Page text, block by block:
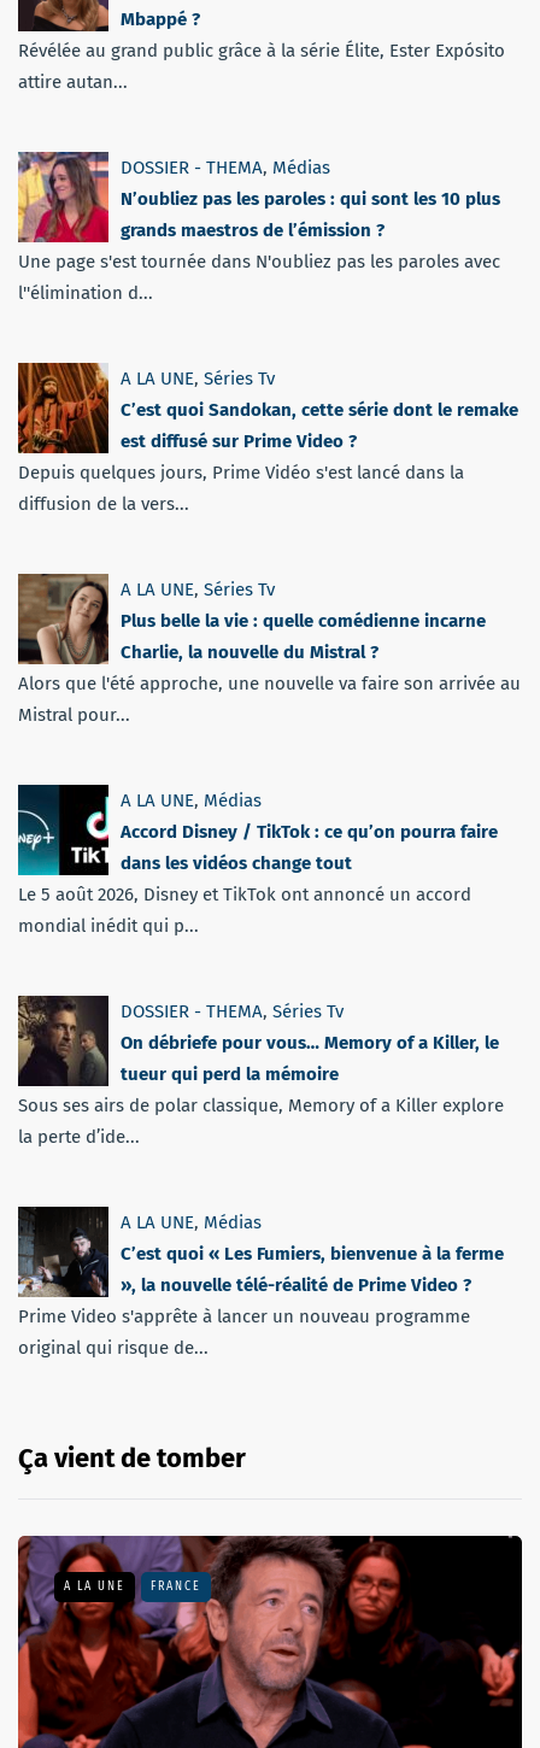
Mbappé ?
Révélée au grand public grâce à la série Élite, Ester Expósito
attire autan...
DOSSIER - THEMA, Médias
N’oubliez pas les paroles : qui sont les 10 plus
grands maestros de l’émission ?
Une page s'est tournée dans N'oubliez pas les paroles avec
l''élimination d...
A LA UNE, Séries Tv
C’est quoi Sandokan, cette série dont le remake
est diffusé sur Prime Video ?
Depuis quelques jours, Prime Vidéo s'est lancé dans la
diffusion de la vers...
A LA UNE, Séries Tv
Plus belle la vie : quelle comédienne incarne
Charlie, la nouvelle du Mistral ?
Alors que l'été approche, une nouvelle va faire son arrivée au
Mistral pour...
A LA UNE, Médias
Accord Disney / TikTok : ce qu’on pourra faire
dans les vidéos change tout
Le 5 août 2026, Disney et TikTok ont annoncé un accord
mondial inédit qui p...
DOSSIER - THEMA, Séries Tv
On débriefe pour vous… Memory of a Killer, le
tueur qui perd la mémoire
Sous ses airs de polar classique, Memory of a Killer explore
la perte d’ide...
A LA UNE, Médias
C’est quoi « Les Fumiers, bienvenue à la ferme
», la nouvelle télé-réalité de Prime Video ?
Prime Video s'apprête à lancer un nouveau programme
original qui risque de...
Ça vient de tomber
A LA UNE FRANCE